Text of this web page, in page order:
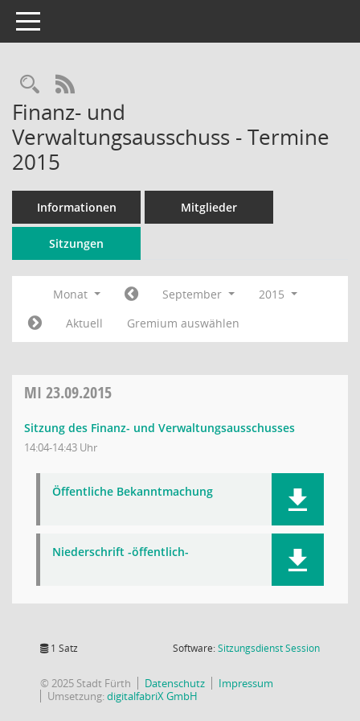
Toggle navigation
Rechercheauswahl
RSS-Feed
Finanz- und
Verwaltungsausschuss - Termine
2015
Informationen Mitglieder
Sitzungen
Monat September
2015
Aktuell
Gremium auswählen
MI 23.09.2015
Sitzung des Finanz- und Verwaltungsausschusses
14:04-14:43 Uhr
Öffentliche Bekanntmachung
Niederschrift -öffentlich-
1 Satz Software:SitzungsdienstSession(Wird in
© 2025 Stadt Fürth Datenschutz
Impressum
Umsetzung:digitalfabriX GmbH